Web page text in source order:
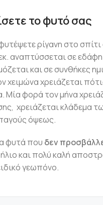
το φυτό σας
ρίγανη στο
αναπτύσσεται σε
και σε συνθήκες
χειμώνα χρειάζεται
φορά τον μήνα
χρειάζεται κλάδεμα
όψεως.
φυτά που δεν
και πολύ καλή
γεωπόνο.